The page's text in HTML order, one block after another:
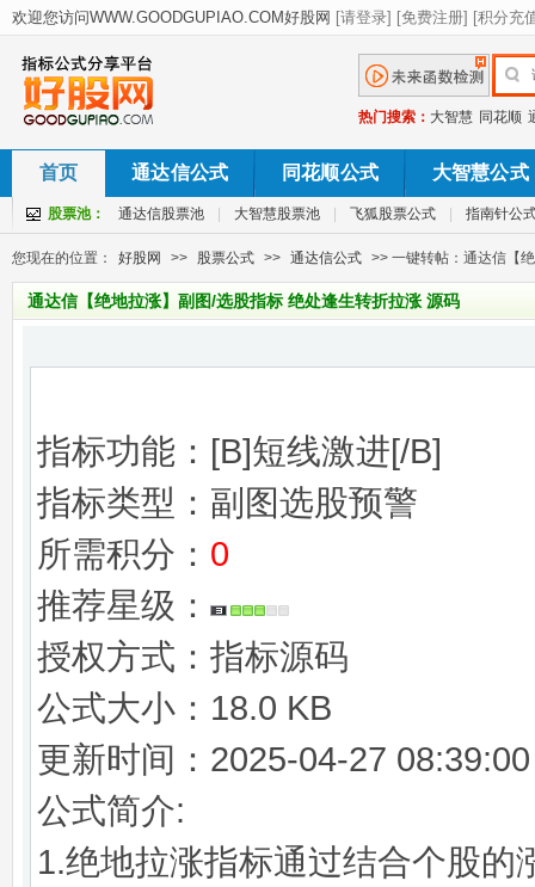
热门搜索： 大智慧 同花顺
首页 通达信公式 同花顺公式 大智慧公式
股票池： 通达信股票池 大智慧股票池 飞狐股票公式 指南针公
您现在的位置： 好股网 >> 股票公式 >> 通达信公式 >> 一键转帖：通达信【
通达信【绝地拉涨】副图/选股指标 绝处逢生转折拉涨 源码
指标功能：[B]短线激进[/B]
指标类型：副图选股预警
所需积分： 0
推荐星级：
授权方式：指标源码
公式大小：18.0 KB
更新时间：2025-04-27 08:39:00
公式简介:
1.绝地拉涨指标通过结合个股